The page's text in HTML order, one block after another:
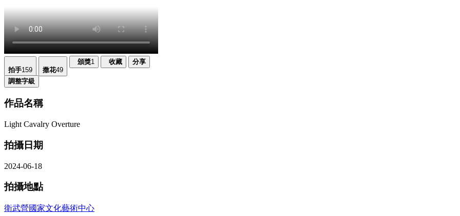
拍手159 撒花49
頒獎1 收藏 分享
調整字級
作品名稱
Light Cavalry Overture
拍攝日期
2024-06-18
拍攝地點
衛武營國家文化藝術中心